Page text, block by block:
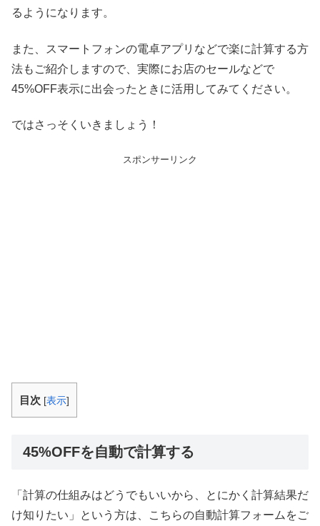
るようになります。
また、スマートフォンの電卓アプリなどで楽に計算する方
法もご紹介しますので、実際にお店のセールなどで
45%OFF表示に出会ったときに活用してみてください。
ではさっそくいきましょう！
スポンサーリンク
目次 [表示]
45%OFFを自動で計算する
「計算の仕組みはどうでもいいから、とにかく計算結果だ
け知りたい」という方は、こちらの自動計算フォームをご